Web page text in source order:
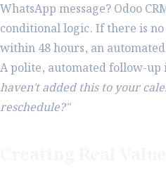
WhatsApp message? Odoo
conditional logic. If there is
within 48 hours, an
A polite, automated follow-up
haven't added this to your
reschedule?"